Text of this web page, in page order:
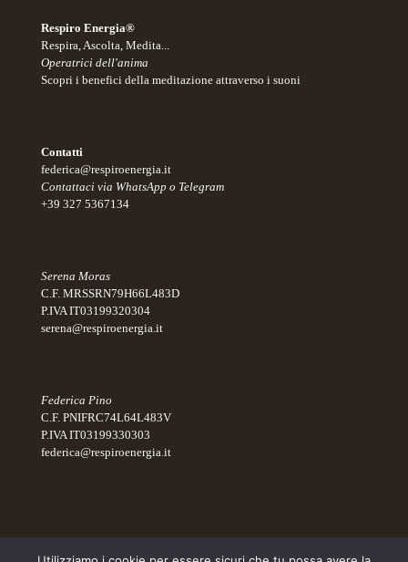
Respiro Energia®
Respira, Ascolta, Medita...
Operatrici dell'anima
Scopri i benefici della meditazione attraverso i suoni
Contatti
federica@respiroenergia.it
Contattaci via WhatsApp o Telegram
+39 327 5367134
Serena Moras
C.F. MRSSRN79H66L483D
P.IVA IT03199320304
serena@respiroenergia.it
Federica Pino
C.F. PNIFRC74L64L483V
P.IVA IT03199330303
federica@respiroenergia.it